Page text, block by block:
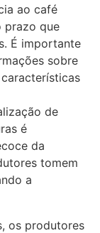
ao café
prazo que
É importante
sobre
de
é
da
tomem
a
os produtores